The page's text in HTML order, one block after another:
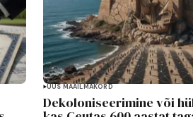
UUS MAAILMAKORD
Dekoloniseerimine või